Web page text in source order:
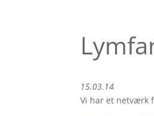
15.03.14
Vi har et netværk